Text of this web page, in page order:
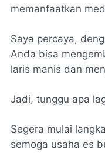
memanfaatkan
Saya percaya,
Anda bisa
laris manis dan
Jadi, tunggu apa
Segera mulai
semoga usaha es